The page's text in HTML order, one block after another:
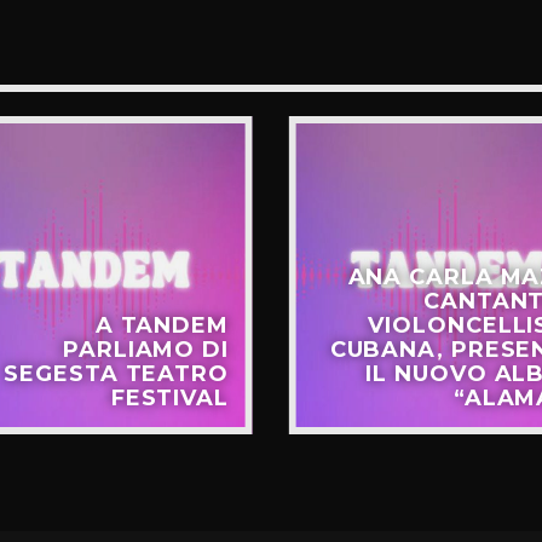
A TANDEM
PARLIAMO DI
SEGESTA TEATRO
FESTIVAL
ANA CARLA
CUBANA,
IL NUOVO